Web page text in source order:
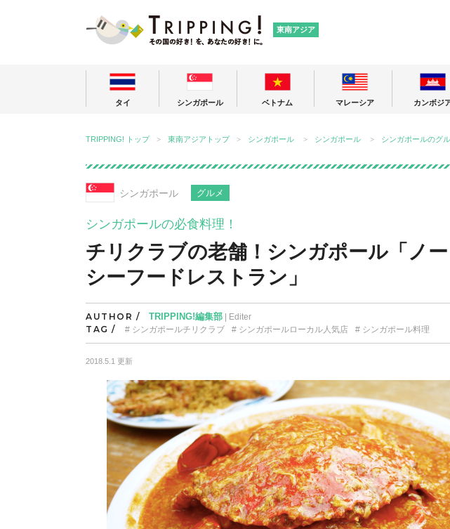
東南アジア
タイ シンガポール ベトナム マレーシア カンボジ
TRIPPING! トップ 東南アジアトップ シンガポール シンガポール シンガポールのグ
シンガポール グルメ
シンガポールの必食料理！
チリクラブの老舗！シンガポール「ノ
シーフードレストラン」
AUTHOR / TRIPPING!編集部 | Editer
TAG / シンガポールチリクラブ シンガポールローカル人気店 シンガポール料理
2018.5.1 更新